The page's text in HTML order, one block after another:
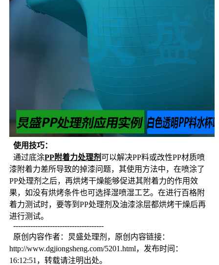
使用技巧：
通过底涂PP附着力处理剂可以解决PP料或改性PP材质喷
漆附着力差所导致的掉漆问题，其使用方法中，在喷涂了
PP处理剂之后，再烘烤干燥能够促进其附着力的作用效
果，如没有烘烤条件也可选择湿喷湿工艺。在进行百格附
着力测试时，要等到PP处理剂及油漆涂层都烘烤干燥后再
进行测试。
-------------------------------------
原创内容作者：炅盛处理剂，原创内容链接：
http://www.dgjiongsheng.com/5201.html，发布时间：
16:12:51，转载请注明出处。